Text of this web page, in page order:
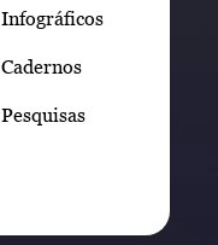
Infográficos
Cadernos
Pesquisas